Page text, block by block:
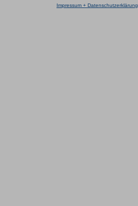
Impressum + Datenschutzerklärung